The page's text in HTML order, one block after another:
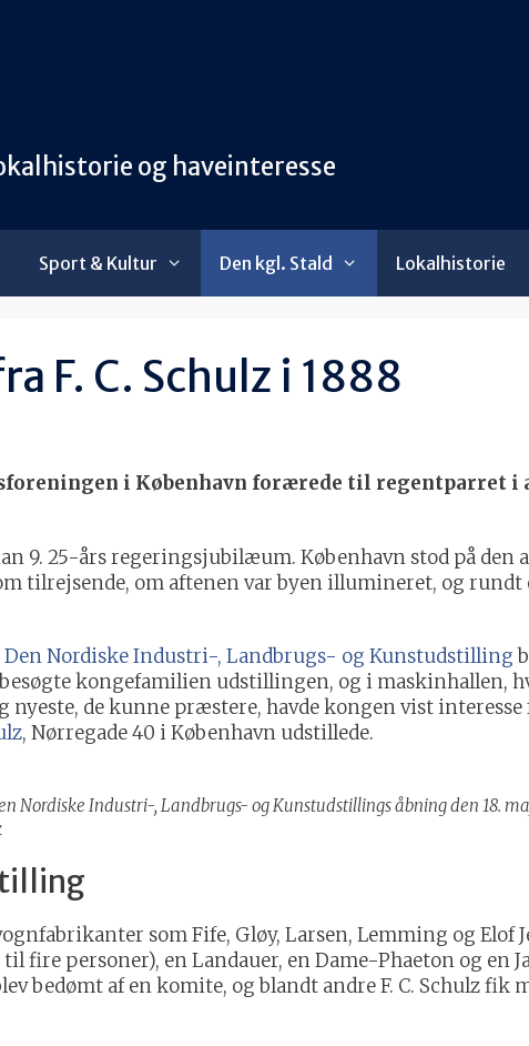
og haveinteresse
Sport & Kultur Den kgl. Stald Lokalhistorie
F. C. Schulz i 1888
i København forærede til regentparret i
9. 25-års regeringsjubilæum. København stod på den
tilrejsende, om aftenen var byen illumineret, og rundt
Den Nordiske Industri-, Landbrugs- og Kunstudstilling
besøgte kongefamilien udstillingen, og i maskinhallen,
de kunne præstere, havde kongen vist interesse
, Nørregade 40 i København udstillede.
Nordiske Industri-, Landbrugs- og Kunstudstillings åbning den 18.
som Fife, Gløy, Larsen, Lemming og Elof
til fire personer), en Landauer, en Dame-Phaeton og en
af en komite, og blandt andre F. C. Schulz fik